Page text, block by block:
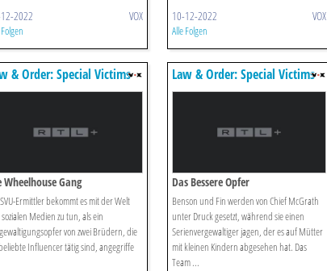
2022 VOX 10-12-2022 VOX
Alle Folgen
& Order: Special Victims
Wheelhouse Gang
Ermittler bekommt es mit der Welt
Medien zu tun, als ein
von zwei Brüdern, die
Influencer tätig sind, angegriffe
Law & Order: Special Victims
Unit
Das Bessere Opfer
Benson und Fin werden von Chief McGrath
unter Druck gesetzt, während sie einen
Serienvergewaltiger jagen, der es auf Mütter
mit kleinen Kindern abgesehen hat. Das
Team ...